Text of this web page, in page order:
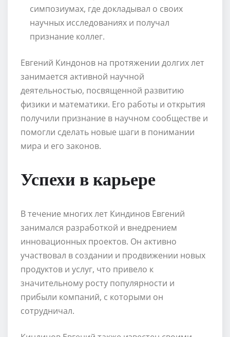
симпозиумах, где докладывал о своих
научных исследованиях и получал
признание коллег.
Евгений Киндонов на протяжении долгих лет
занимается активной научной
деятельностью, посвященной развитию
физики и математики. Его работы и открытия
получили признание в научном сообществе и
помогли сделать новые шаги в понимании
мира и его законов.
Успехи в карьере
В течение многих лет Киндинов Евгений
занимался разработкой и внедрением
инновационных проектов. Он активно
участвовал в создании и продвижении новых
продуктов и услуг, что привело к
значительному росту популярности и
прибыли компаний, с которыми он
сотрудничал.